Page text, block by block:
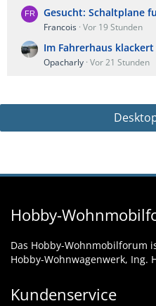
Gesucht: Schaltplane
Francois Vor 19 Stunden
Im Fahrerhaus klackert
Opacharly Vor 21 Stunden
Hobby-
Das Hobby-Wohnmobilforum
Hobby-Wohnwagenwerk, Ing.
Kundenservice